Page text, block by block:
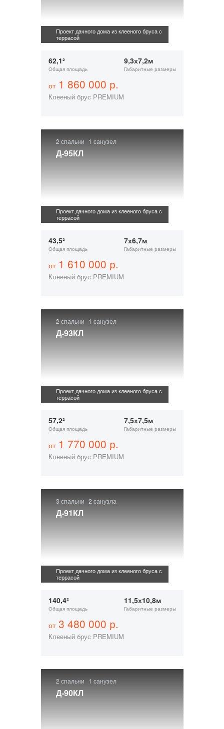
Проект дачного дома из клееного бруса с
террасой
62,1²
Общая площадь
9,3х7,2м
Габаритные размеры
от1 860 000 р.
Клееный брус PREMIUM
2 спальни 1 санузел
Д-95КЛ
Проект дачного дома из клееного бруса с
террасой
43,5²
Общая площадь
7х6,7м
Габаритные размеры
от1 610 000 р.
Клееный брус PREMIUM
2 спальни 1 санузел
Д-93КЛ
Проект дачного дома из клееного бруса с
террасой
57,2²
Общая площадь
7,5х7,5м
Габаритные размеры
от1 770 000 р.
Клееный брус PREMIUM
3 спальни 2 санузла
Д-91КЛ
Проект дачного дома из клееного бруса с
террасой
140,4²
Общая площадь
11,5х10,8м
Габаритные размеры
от3 480 000 р.
Клееный брус PREMIUM
2 спальни 1 санузел
Д-90КЛ